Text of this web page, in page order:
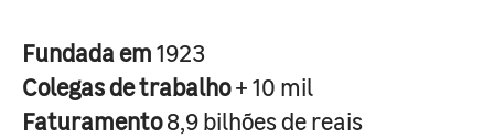
Fundada em1923
Colegas de trabalho+ 10 mil
Faturamento8,9 bilhões de reais